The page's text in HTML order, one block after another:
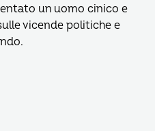
un uomo cinico e
vicende politiche e